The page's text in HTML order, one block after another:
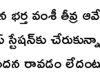
వంశీ తీవ్ర
రావడం